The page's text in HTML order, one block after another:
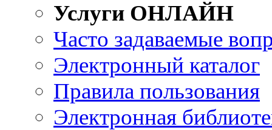
Услуги ОНЛАЙН
Часто задаваемые
Электронный каталог
Правила пользования
Электронная